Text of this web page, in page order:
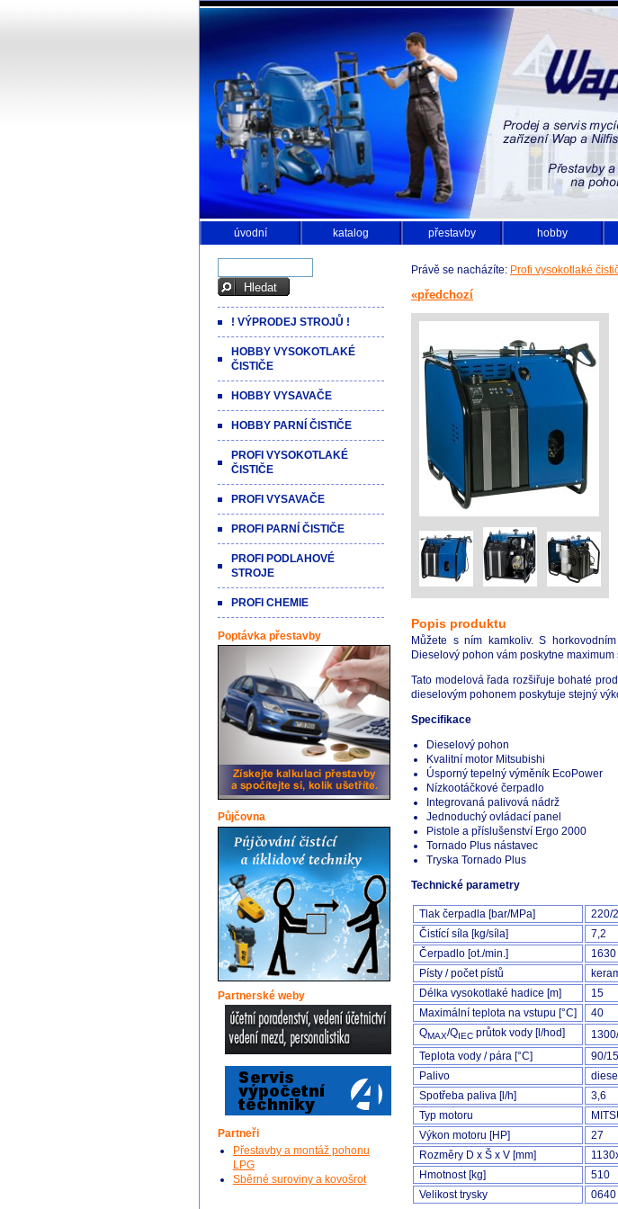
úvodní katalog přestavby hobby
Právě se nacházíte: Profi vysokotlaké
«předchozí
Popis produktu
Můžete s ním kamkoliv. S
Dieselový pohon vám poskytne
Tato modelová řada rozšiřuje bohaté
dieselovým pohonem poskytuje stejný
Specifikace
Dieselový pohon
Kvalitní motor Mitsubishi
Úsporný tepelný výměník EcoPower
Nízkootáčkové čerpadlo
Integrovaná palivová nádrž
Jednoduchý ovládací panel
Pistole a příslušenství Ergo 2000
Tornado Plus nástavec
Tryska Tornado Plus
Technické parametry
Tlak čerpadla [bar/MPa]
220/
Čistící síla [kg/síla]
7,2
Čerpadlo [ot./min.]
1630
Písty / počet pístů
Délka vysokotlaké hadice [m]
15
Maximální teplota na vstupu [°C]
40
QMAX/QIEC průtok vody [l/hod]
Teplota vody / pára [°C]
90/
Palivo
Spotřeba paliva [l/h]
3,6
Typ motoru
Výkon motoru [HP]
27
Rozměry D x Š x V [mm]
Hmotnost [kg]
510
Velikost trysky
0640
! VÝPRODEJ STROJŮ !
HOBBY VYSOKOTLAKÉ
ČISTIČE
HOBBY VYSAVAČE
HOBBY PARNÍ ČISTIČE
PROFI VYSOKOTLAKÉ
ČISTIČE
PROFI VYSAVAČE
PROFI PARNÍ ČISTIČE
PROFI PODLAHOVÉ
STROJE
PROFI CHEMIE
Poptávka přestavby
Půjčovna
Partnerské weby
Partneři
Přestavby a montáž pohonu
LPG
Sběrné suroviny a kovošrot